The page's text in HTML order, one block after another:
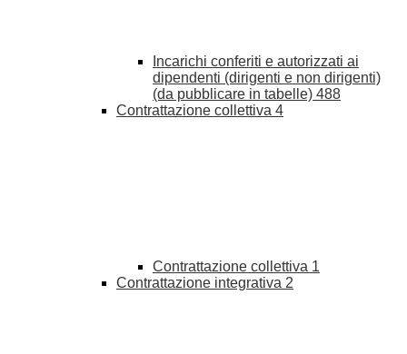
Incarichi conferiti e autorizzati ai
dipendenti (dirigenti e non dirigenti)
(da pubblicare in tabelle) 488
Contrattazione collettiva 4
Contrattazione collettiva 1
Contrattazione integrativa 2